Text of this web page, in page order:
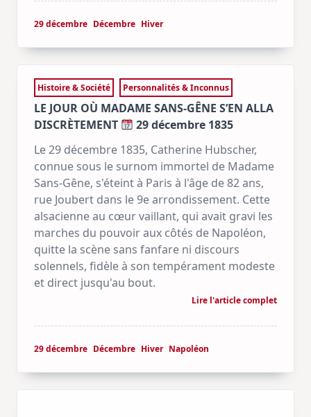
29 décembre Décembre Hiver
Histoire & Société Personnalités & Inconnus
LE JOUR OÙ MADAME SANS-GÊNE S’EN ALLA
DISCRÈTEMENT
29 décembre 1835
Le 29 décembre 1835, Catherine Hubscher,
connue sous le surnom immortel de Madame
Sans-Gêne, s'éteint à Paris à l'âge de 82 ans,
rue Joubert dans le 9e arrondissement. Cette
alsacienne au cœur vaillant, qui avait gravi les
marches du pouvoir aux côtés de Napoléon,
quitte la scène sans fanfare ni discours
solennels, fidèle à son tempérament modeste
et direct jusqu'au bout.
Lire l'article complet
29 décembre Décembre Hiver Napoléon